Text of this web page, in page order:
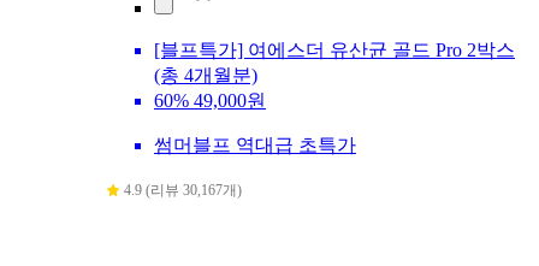
[블프특가] 여에스더 유산균 골드 Pro 2박스
(총 4개월분)
60% 49,000원
썸머블프 역대급 초특가
4.9 (리뷰 30,167개)